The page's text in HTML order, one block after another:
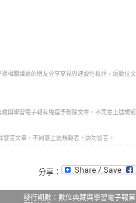
相關議題的朋友分享高見與建設性批評，讓數位
與學習電子報有權逕予刪除文章。不同意上述規
言文章。不同意上述規範者，請勿留言。
分享：
發行期數：數位典藏與學習電子報